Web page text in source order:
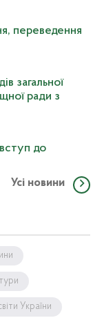
переведення
загальної
ради з
до
Усі новини
України